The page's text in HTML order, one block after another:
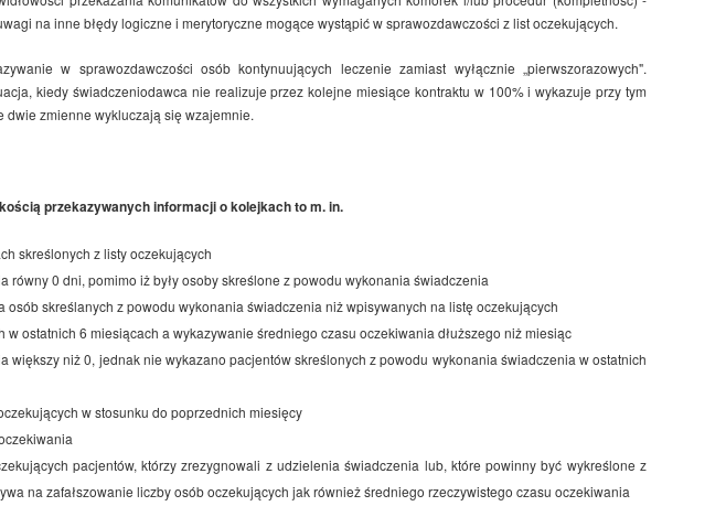
na inne błędy logiczne i merytoryczne mogące wystąpić w sprawozdawczości z list oczekujących.
w sprawozdawczości osób kontynuujących leczenie zamiast wyłącznie „pierwszorazowych".
kiedy świadczeniodawca nie realizuje przez kolejne miesiące kontraktu w 100% i wykazuje przy tym
dwie zmienne wykluczają się wzajemnie.
przekazywanych informacji o kolejkach to m. in.
skreślonych z listy oczekujących
równy 0 dni, pomimo iż były osoby skreślone z powodu wykonania świadczenia
osób skreślanych z powodu wykonania świadczenia niż wpisywanych na listę oczekujących
w ostatnich 6 miesiącach a wykazywanie średniego czasu oczekiwania dłuższego niż miesiąc
większy niż 0, jednak nie wykazano pacjentów skreślonych z powodu wykonania świadczenia w ostatnich
w stosunku do poprzednich miesięcy
pacjentów, którzy zrezygnowali z udzielenia świadczenia lub, które powinny być wykreślone z
na zafałszowanie liczby osób oczekujących jak również średniego rzeczywistego czasu oczekiwania